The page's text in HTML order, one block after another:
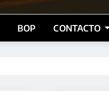
BOP CONTACTO